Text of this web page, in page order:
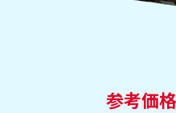
参考価